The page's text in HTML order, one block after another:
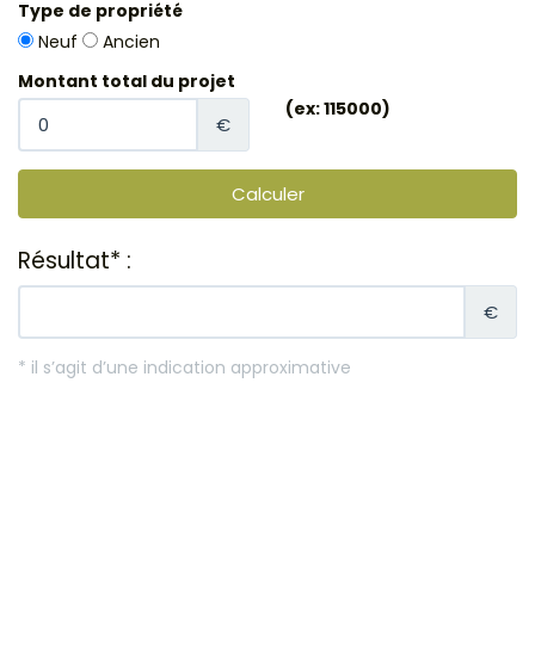
Type de propriété
Neuf
Ancien
Montant total du projet
€
(ex: 115000)
Résultat* :
€
* il s’agit d’une indication approximative